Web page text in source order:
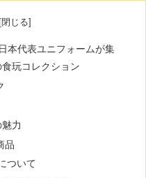
本代表ユニフォームが集
玩コレクション
力
品
ついて